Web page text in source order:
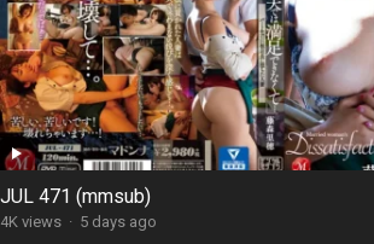
JUL 471 (mmsub)
4K views · 5 days ago